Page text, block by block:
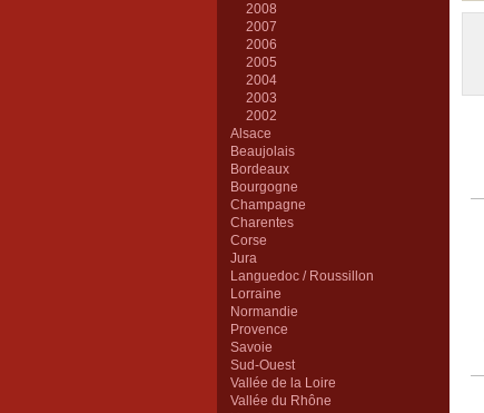
2008
2007
2006
2005
2004
2003
2002
Alsace
Beaujolais
Bordeaux
Bourgogne
Champagne
Charentes
Corse
Jura
Languedoc / Roussillon
Lorraine
Normandie
Provence
Savoie
Sud-Ouest
Vallée de la Loire
Vallée du Rhône